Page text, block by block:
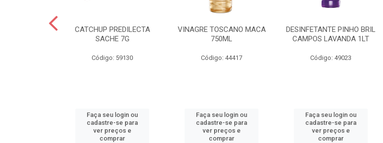
CATCHUP PREDILECTA
SACHE 7G
Código: 59130
Faça seu login ou
cadastre-se para
ver preços e
comprar
VINAGRE TOSCANO MACA
750ML
Código: 44417
Faça seu login ou
cadastre-se para
ver preços e
comprar
DESINFETANTE PINHO BRIL
CAMPOS LAVANDA 1LT
Código: 49023
Faça seu login ou
cadastre-se para
ver preços e
comprar